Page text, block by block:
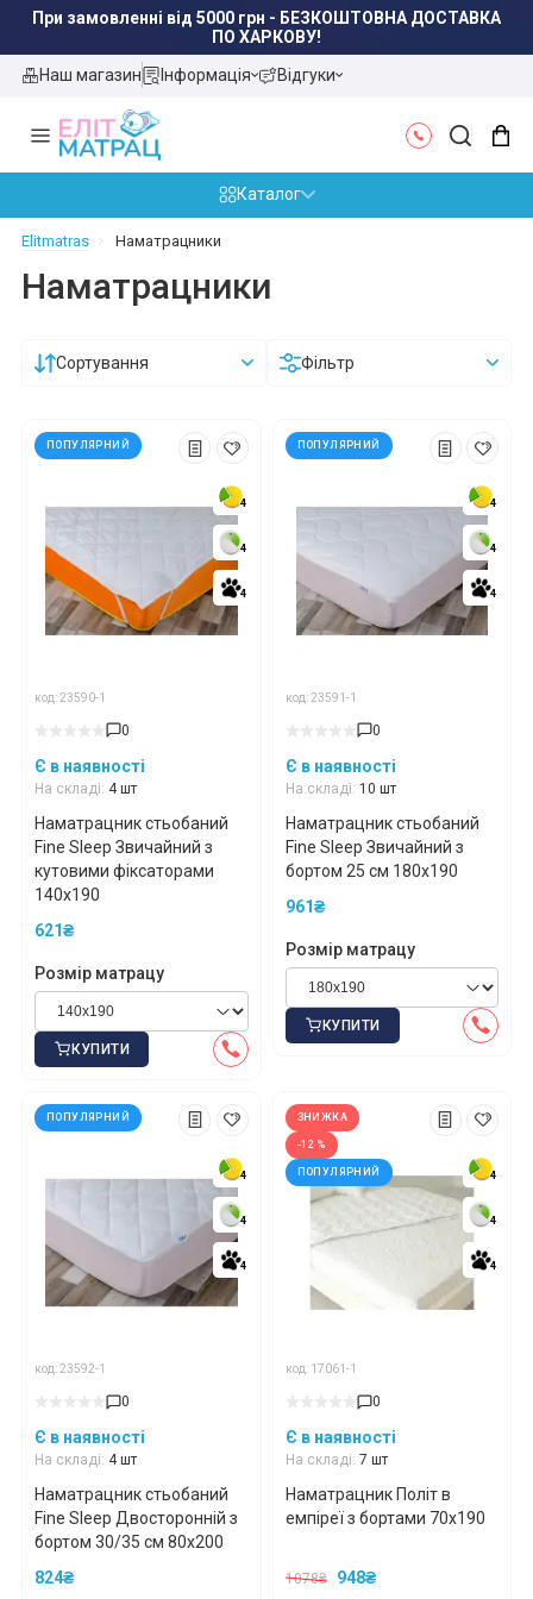
При замовленні від 5000 грн - БЕЗКОШТОВНА ДОСТАВКА
ПО ХАРКОВУ!
Наш магазин
Інформація Відгуки
Каталог
Elitmatras Наматрацники
Наматрацники
Сортування Фільтр
4
4
4
ПОПУЛЯРНИЙ
код: 23590-1
0
Є в наявності
На складі: 4 шт
4
4
4
Наматрацник стьобаний
Fine Sleep Звичайний з
кутовими фіксаторами
140x190
621₴
Розмір матрацу
КУПИТИ
4
4
4
ПОПУЛЯРНИЙ
код: 23591-1
0
Є в наявності
На складі: 10 шт
4
4
4
Наматрацник стьобаний
Fine Sleep Звичайний з
бортом 25 см 180x190
961₴
Розмір матрацу
КУПИТИ
4
4
4
ПОПУЛЯРНИЙ
код: 23592-1
0
Є в наявності
На складі: 4 шт
4
4
4
Наматрацник стьобаний
Fine Sleep Двосторонній з
бортом 30/35 см 80x200
824₴
4
4
4
ЗНИЖКА
-12 %
ПОПУЛЯРНИЙ
код: 17061-1
0
Є в наявності
На складі: 7 шт
4
4
4
Наматрацник Політ в
емпіреї з бортами 70x190
1078₴ 948₴